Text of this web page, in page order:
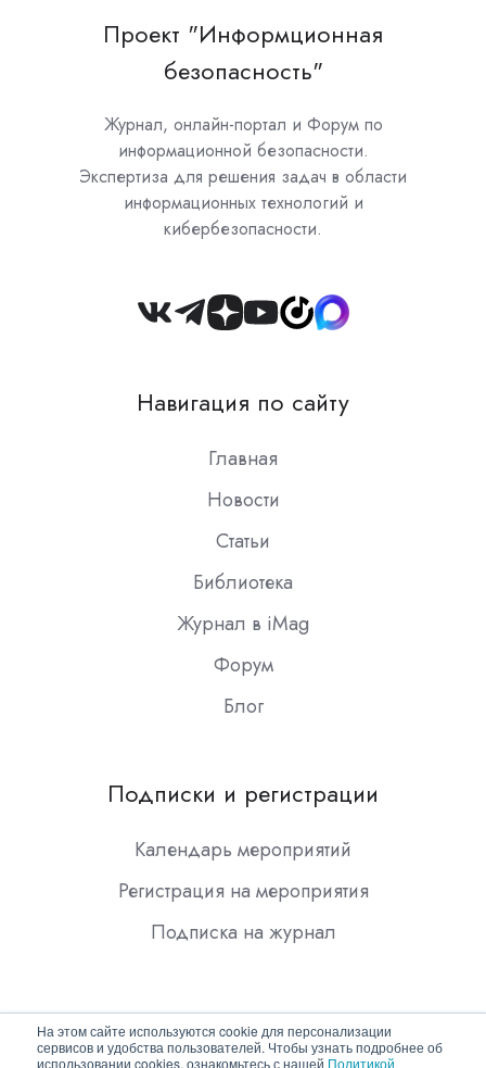
На этом сайте используются cookie для персонализации
сервисов и удобства пользователей. Чтобы узнать подробнее об
использовании cookies, ознакомьтесь с нашей Политикой
Проект "Информционная
безопасность"
Журнал, онлайн-портал и Форум по
информационной безопасности.
Экспертиза для решения задач в области
информационных технологий и
кибербезопасности.
Join
Slack
Навигация по сайту
Главная
Новости
Статьи
Библиотека
Журнал в iMag
Форум
Блог
Подписки и регистрации
Календарь мероприятий
Регистрация на мероприятия
Подписка на журнал